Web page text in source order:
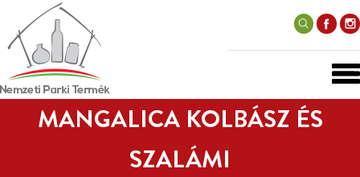
MANGALICA KOLBÁSZ ÉS
SZALÁMI